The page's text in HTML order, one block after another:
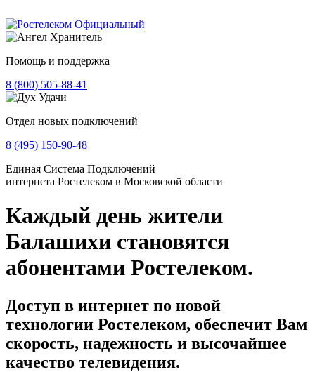
Помощь и поддержка
8 (800) 505-88-41
Отдел новых подключений
8 (495) 150-90-48
Единая Система Подключений
интернета Ростелеком в Московской области
Каждый день жители
Балашихи становятся
абонентами Ростелеком.
Доступ в интернет по новой
технологии Ростелеком, обеспечит Вам
скорость, надежность и высочайшее
качество телевидения.